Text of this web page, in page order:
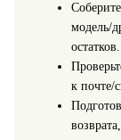
модель/
остатков.
к почте/